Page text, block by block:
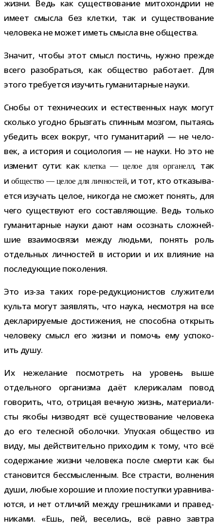
жизни. Ведь как суще­ство­ва­ние мито­хон­дрии не
имеет смысла без клетки, так и суще­ство­ва­ние
чело­века не может иметь смысла вне общества.
Значит, чтобы этот смысл постичь, нужно прежде
всего разо­браться, как обще­ство рабо­тает. Для
этого тре­бу­ется изу­чить гума­ни­тар­ные науки.
Снобы от тех­ни­че­ских и есте­ствен­ных наук могут
сколько угодно брыз­гать спин­ным моз­гом, пыта­ясь
убе­дить всех вокруг, что гума­ни­та­рий — не чело­
век, а исто­рия и социо­ло­гия — не науки. Но это не
изме­нит сути: какклетка — целое для орга­нелл, так
и обще­ство — целое для лич­но­стей, и тот, кто отка­зы­ва­
ется изу­чать целое, нико­гда не смо­жет понять, для
чего суще­ствуют его состав­ля­ю­щие. Ведь только
гума­ни­тар­ные науки дают нам осо­знать слож­ней­
шие вза­и­мо­связи между людьми, понять роль
отдель­ных лич­но­стей в исто­рии и их вли­я­ние на
после­ду­ю­щие поколения.
Это из-​за таких горе-​редукционистов слу­жи­тели
культа могут заяв­лять, что наука, несмотря на все
декла­ри­ру­е­мые дости­же­ния, не спо­собна открыть
чело­веку смысл его жизни и помочь ему успо­ко­
ить душу.
Их неже­ла­ние посмот­реть на уро­вень выше
отдель­ного орга­низма даёт кле­ри­ка­лам повод
гово­рить, что, отри­цая веч­ную жизнь, мате­ри­а­ли­
сты якобы низ­во­дят всё суще­ство­ва­ние чело­века
до его телес­ной обо­лочки. Упуская обще­ство из
виду, мы дей­стви­тельно при­хо­дим к тому, что всё
содер­жа­ние жизни чело­века после смерти как бы
ста­но­вится бес­смыс­лен­ным. Все стра­сти, вол­не­ния
души, любые хоро­шие и пло­хие поступки урав­ни­ва­
ются, и нет отли­чий между греш­ни­ками и пра­вед­
ни­ками. «Ешь, пей, весе­лись, всё равно зав­тра